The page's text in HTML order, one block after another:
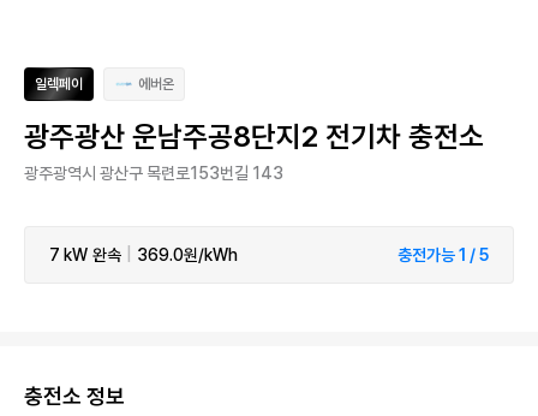
일렉페이 에버온
광주광산 운남주공8단지2 전기차 충전소
광주광역시 광산구 목련로153번길 143
7 kW 완속 369.0원/kWh 충전가능 1 / 5
충전소 정보